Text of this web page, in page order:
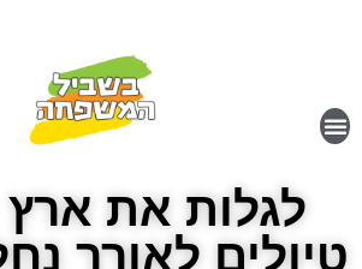
לגלות את ארץ
טיולים לאורך